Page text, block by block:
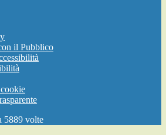
il Pubblico
5889 volte